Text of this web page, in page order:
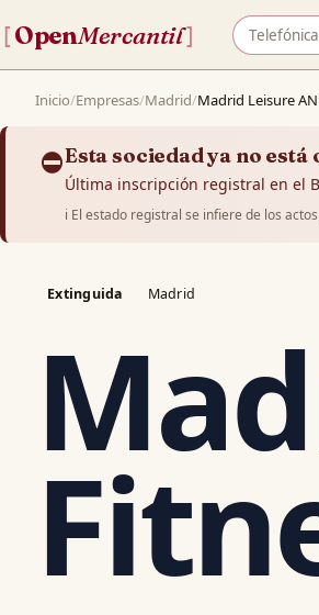
[ OpenMercantil] Buscar
Inicio/Empresas/Madrid/Madrid Leisure
⛔Esta sociedad ya no
Última inscripción registral en el
ℹ️ El estado registral se infiere de los
Extinguida Madrid